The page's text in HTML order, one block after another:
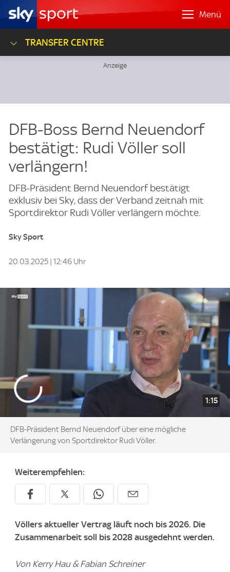
Menü
TRANSFER CENTRE
DFB-Boss Bernd Neuendorf
bestätigt: Rudi Völler soll
verlängern!
DFB-Präsident Bernd Neuendorf bestätigt
exklusiv bei Sky, dass der Verband zeitnah mit
Sportdirektor Rudi Völler verlängern möchte.
Sky Sport
20.03.2025 | 12:46 Uhr
1:15
DFB-Präsident Bernd Neuendorf über eine mögliche
Verlängerung von Sportdirektor Rudi Völler.
Weiterempfehlen:
Völlers aktueller Vertrag läuft noch bis 2026. Die
Zusammenarbeit soll bis 2028 ausgedehnt werden.
Von Kerry Hau & Fabian Schreiner